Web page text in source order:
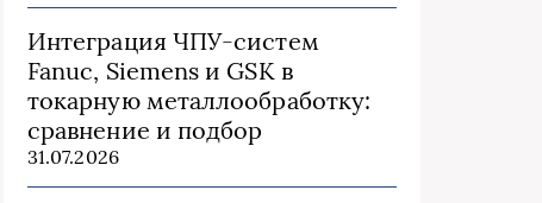
Интеграция ЧПУ-систем
Fanuc, Siemens и GSK в
токарную металлообработку:
сравнение и подбор
31.07.2026